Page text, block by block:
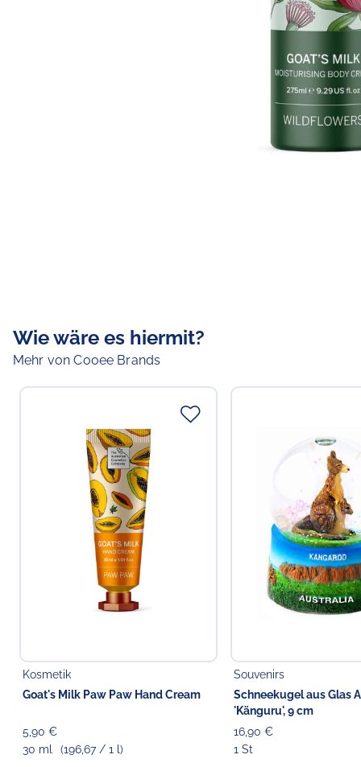
Wie wäre es hiermit?
Mehr von Cooee Brands
Kosmetik
Goat's Milk Paw Paw Hand Cream
5,90 €
30 ml
(196,67 / 1 l)
Souvenirs
Schneekugel aus Glas
'Känguru', 9 cm
16,90 €
1 St